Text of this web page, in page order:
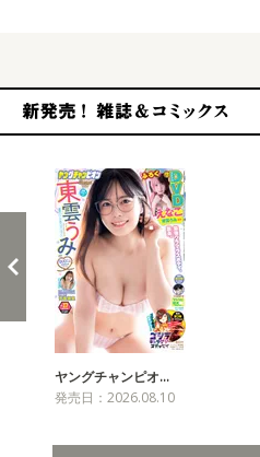
ヤングチャンピオ…
発売日：2026.08.10